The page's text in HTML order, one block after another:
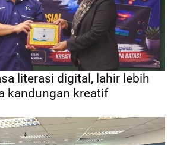
literasi digital, lahir lebih
kandungan kreatif